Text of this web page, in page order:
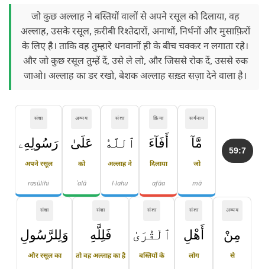
जो कुछ अल्लाह ने बस्तियों वालों से अपने रसूल को दिलाया, वह
अल्लाह, उसके रसूल, क़रीबी रिश्तेदारों, अनाथों, निर्धनों और मुसाफ़िरों
के लिए है। ताकि वह तुम्हारे धनवानों ही के बीच चक्कर न लगाता रहे।
और जो कुछ रसूल तुम्हें दें, उसे ले लो, और जिससे रोक दें, उससे रुक
जाओ। अल्लाह का डर रखो, बेशक अल्लाह सख़्त सज़ा देने वाला है।
59:7
सर्वनाम
مَّآ
जो
mā
क्रिया
أَفَآءَ
दिलाया
afāa
संज्ञा
ٱللَّهُ
अल्लाह ने
l-lahu
अव्यय
عَلَىٰ
को
ʿalā
संज्ञा
رَسُولِهِۦ
अपने रसूल
rasūlihi
अव्यय
مِنْ
से
संज्ञा
أَهْلِ
लोग
संज्ञा
ٱلْقُرَىٰ
बस्तियों के
संज्ञा
فَلِلَّهِ
तो वह अल्लाह का है
संज्ञा
وَلِلرَّسُولِ
और रसूल का